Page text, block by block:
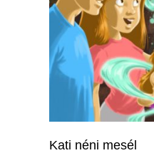
Kati néni mesél